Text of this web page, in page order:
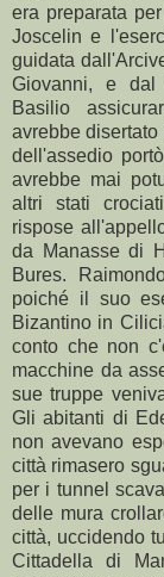
era preparata
Joscelin e
guidata
Giovanni, e dal
Basilio
avrebbe
dell'assedio
avrebbe mai
altri stati
rispose
da Manasse di
Bures.
poiché il suo
Bizantino in
conto che non
macchine da
sue truppe
Gli abitanti di
non avevano
città rimasero
per i tunnel
delle mura
città, uccidendo
Cittadella di